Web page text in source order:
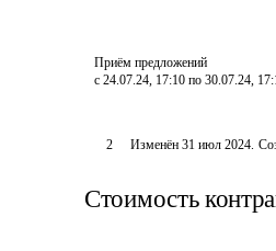
Приём предложений
с 24.07.24, 17:10 по 30.07.24,
2 Изменён 31 июл 2024.
Стоимость